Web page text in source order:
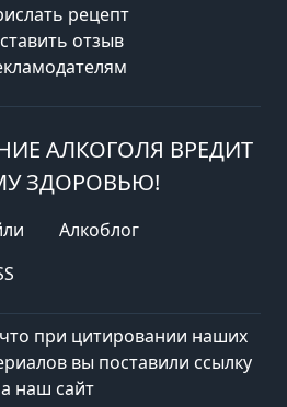
рецепт
отзыв
АЛКОГОЛЯ ВРЕДИТ
ЗДОРОВЬЮ!
Алкоблог
при цитировании наших
вы поставили ссылку
наш сайт